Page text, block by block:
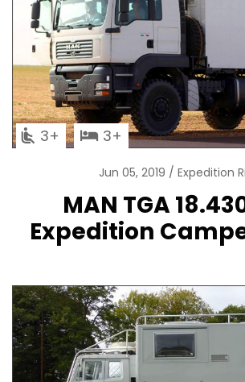
3 3
Jun 05, 2019 Expedition
MAN TGA
Expedition